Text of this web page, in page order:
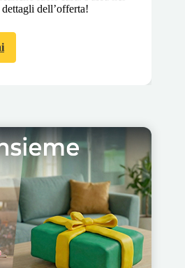
dell’offerta!